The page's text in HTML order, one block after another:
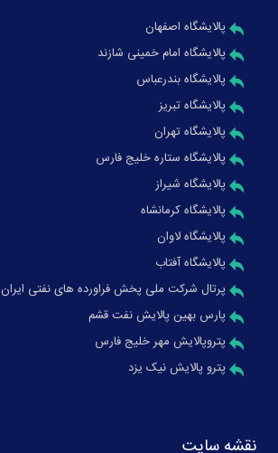
پالایشگاه اصفهان
پالایشگاه امام خمینی شازند
پالایشگاه بندرعباس
پالایشگاه تبریز
پالایشگاه تهران
پالایشگاه ستاره خلیج فارس
پالایشگاه شیراز
پالایشگاه کرمانشاه
پالایشگاه لاوان
پالایشگاه آفتاب
پرتال شرکت ملی پخش فراورده های نفتی ایران
پارس بهین پالایش نفت قشم
پتروپالایش مهر خلیج فارس
پترو پالایش نیک یزد
نقشه سایت